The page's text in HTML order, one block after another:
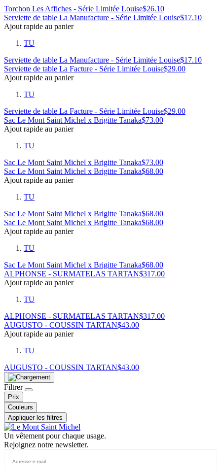
Torchon Les Affiches - Série Limitée Louise$26.10
Serviette de table La Manufacture - Série Limitée Louise$17.10
Ajout rapide au panier
TU
Serviette de table La Manufacture - Série Limitée Louise$17.10
Serviette de table La Facture - Série Limitée Louise$29.00
Ajout rapide au panier
TU
Serviette de table La Facture - Série Limitée Louise$29.00
Sac Le Mont Saint Michel x Brigitte Tanaka$73.00
Ajout rapide au panier
TU
Sac Le Mont Saint Michel x Brigitte Tanaka$73.00
Sac Le Mont Saint Michel x Brigitte Tanaka$68.00
Ajout rapide au panier
TU
Sac Le Mont Saint Michel x Brigitte Tanaka$68.00
Sac Le Mont Saint Michel x Brigitte Tanaka$68.00
Ajout rapide au panier
TU
Sac Le Mont Saint Michel x Brigitte Tanaka$68.00
ALPHONSE - SURMATELAS TARTAN$317.00
Ajout rapide au panier
TU
ALPHONSE - SURMATELAS TARTAN$317.00
AUGUSTO - COUSSIN TARTAN$43.00
Ajout rapide au panier
TU
AUGUSTO - COUSSIN TARTAN$43.00
Filtrer
Prix
Couleurs
Appliquer les filtres
Un vêtement pour chaque usage.
Rejoignez notre newsletter.